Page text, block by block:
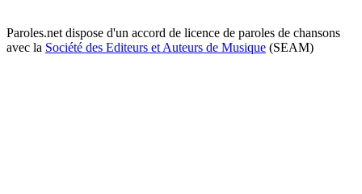
Paroles.net dispose d'un accord de licence de paroles de chansons
avec la Société des Editeurs et Auteurs de Musique (SEAM)